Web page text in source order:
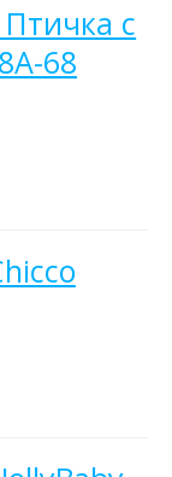
с
68